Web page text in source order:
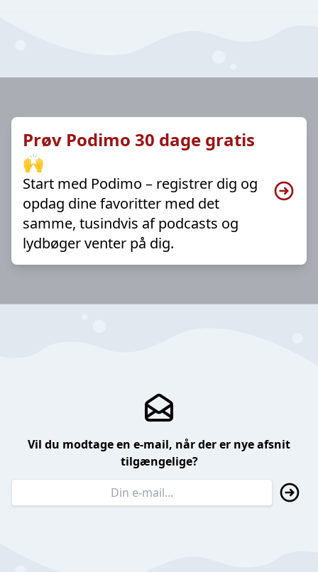
Prøv Podimo 30 dage gratis
🙌
Start med Podimo – registrer dig og
opdag dine favoritter med det
samme, tusindvis af podcasts og
lydbøger venter på dig.
Vil du modtage en e-mail, når der er nye afsnit
tilgængelige?